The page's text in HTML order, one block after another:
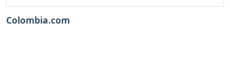
Colombia.com